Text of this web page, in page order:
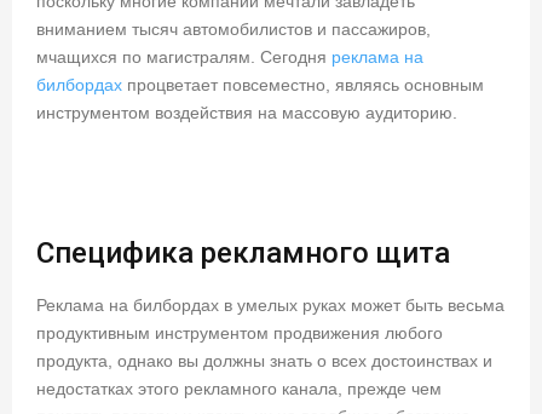
вниманием тысяч автомобилистов и пассажиров,
мчащихся по магистралям. Сегодня реклама на
билбордах процветает повсеместно, являясь основным
инструментом воздействия на массовую аудиторию.
Специфика рекламного щита
Реклама на билбордах в умелых руках может быть весьма
продуктивным инструментом продвижения любого
продукта, однако вы должны знать о всех достоинствах и
недостатках этого рекламного канала, прежде чем